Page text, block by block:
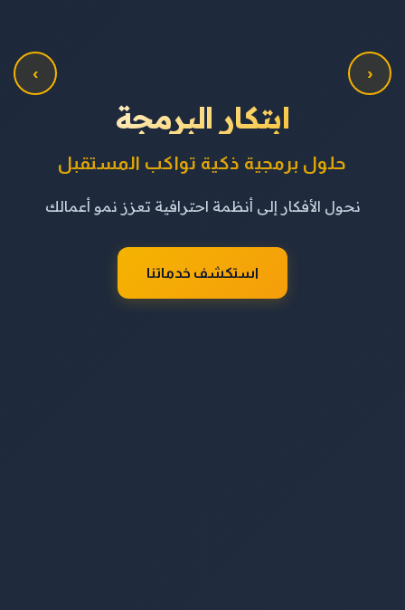
ابتكار البرمجة
حلول برمجية ذكية تواكب المستقبل
نحول الأفكار إلى أنظمة احترافية تعزز نمو أعمالك
استكشف خدماتنا
‹
›